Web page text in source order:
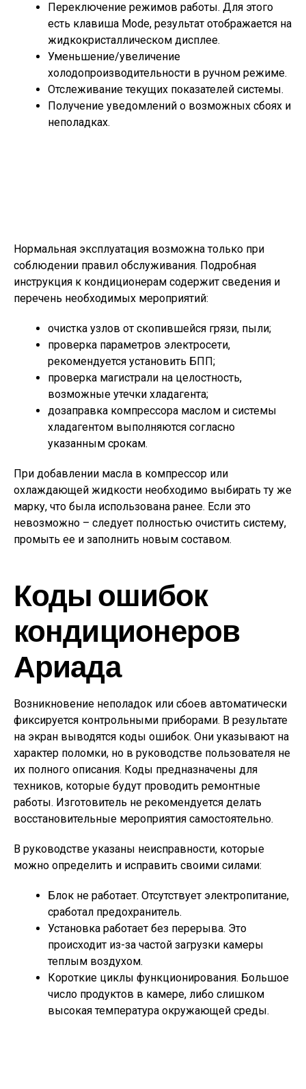
Переключение режимов работы. Для этого
есть клавиша Mode, результат отображается на
жидкокристаллическом дисплее.
Уменьшение/увеличение
холодопроизводительности в ручном режиме.
Отслеживание текущих показателей системы.
Получение уведомлений о возможных сбоях и
неполадках.
Нормальная эксплуатация возможна только при
соблюдении правил обслуживания. Подробная
инструкция к кондиционерам содержит сведения и
перечень необходимых мероприятий:
очистка узлов от скопившейся грязи, пыли;
проверка параметров электросети,
рекомендуется установить БПП;
проверка магистрали на целостность,
возможные утечки хладагента;
дозаправка компрессора маслом и системы
хладагентом выполняются согласно
указанным срокам.
При добавлении масла в компрессор или
охлаждающей жидкости необходимо выбирать ту же
марку, что была использована ранее. Если это
невозможно – следует полностью очистить систему,
промыть ее и заполнить новым составом.
Коды ошибок
кондиционеров
Ариада
Возникновение неполадок или сбоев автоматически
фиксируется контрольными приборами. В результате
на экран выводятся коды ошибок. Они указывают на
характер поломки, но в руководстве пользователя не
их полного описания. Коды предназначены для
техников, которые будут проводить ремонтные
работы. Изготовитель не рекомендуется делать
восстановительные мероприятия самостоятельно.
В руководстве указаны неисправности, которые
можно определить и исправить своими силами:
Блок не работает. Отсутствует электропитание,
сработал предохранитель.
Установка работает без перерыва. Это
происходит из-за частой загрузки камеры
теплым воздухом.
Короткие циклы функционирования. Большое
число продуктов в камере, либо слишком
высокая температура окружающей среды.